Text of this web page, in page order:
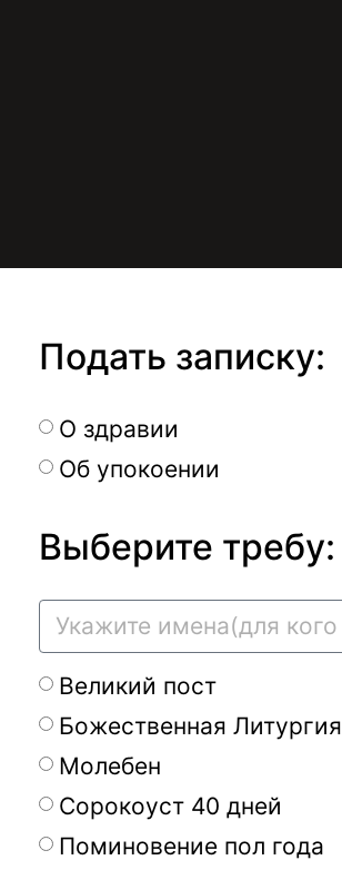
Подать записку:
О здравии
Об упокоении
Выберите требу:
Великий пост
Божественная Литургия
Молебен
Сорокоуст 40 дней
Поминовение пол года